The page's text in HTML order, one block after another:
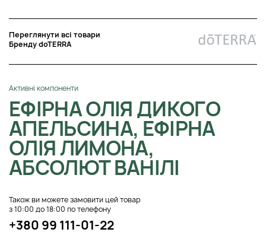
Переглянути всі товари
Бренду doTERRA
Активні компоненти
ЕФІРНА ОЛІЯ ДИКОГО
АПЕЛЬСИНА, ЕФІРНА
ОЛІЯ ЛИМОНА,
АБСОЛЮТ ВАНІЛІ
Також ви можете замовити цей товар
з 10:00 до 18:00 по телефону
+380 99 111-01-22